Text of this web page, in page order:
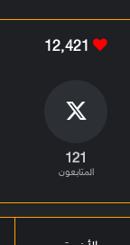
12٬421
121
المتابعون